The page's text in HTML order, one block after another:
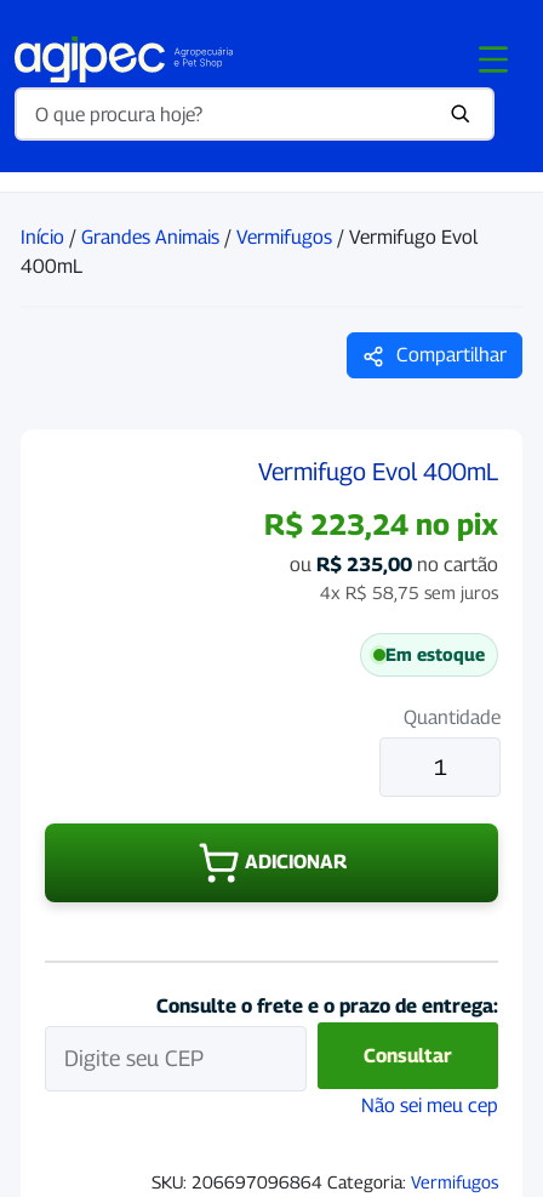
Início / Grandes Animais / Vermifugos / Vermifugo Evol
400mL
Compartilhar
Vermifugo Evol 400mL
R$ 223,24 no pix
ou R$ 235,00 no cartão
4x R$ 58,75 sem juros
Em estoque
Quantidade
Vermifugo
400mL
ADICIONAR
Consulte o frete e o prazo de entrega:
Consultar
Não sei meu cep
SKU: 206697096864 Categoria: Vermifugos